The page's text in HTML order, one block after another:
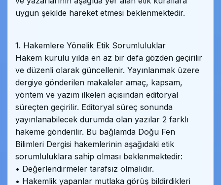
uygun şekilde hareket etmesi beklenmektedir.
1. Hakemlere Yönelik Etik Sorumluluklar
Hakem kurulu yılda en az bir defa gözden geçirilir
ve düzenli olarak güncellenir. Yayınlanmak üzere
dergiye gönderilen makaleler amaç, kapsam,
yöntem ve yazım ilkeleri açısından editoryal
süreçten geçirilir. Editoryal süreç sonunda
yayınlanabilecek durumda olan yazılar 2 farklı
hakeme gönderilir. Bu bağlamda Doğu Fen
Bilimleri Dergisi hakemlerinin aşağıdaki etik
sorumluluklara sahip olması beklenmektedir:
• Değerlendirmeler tarafsız olmalıdır.
• Hakemlik yapanlar mutlaka görüş bildirdikleri